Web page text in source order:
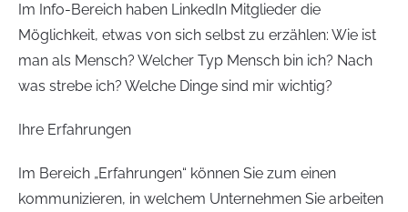
Im Info-Bereich haben LinkedIn Mitglieder die
Möglichkeit, etwas von sich selbst zu erzählen: Wie ist
man als Mensch? Welcher Typ Mensch bin ich? Nach
was strebe ich? Welche Dinge sind mir wichtig?
Ihre Erfahrungen
Im Bereich „Erfahrungen“ können Sie zum einen
kommunizieren, in welchem Unternehmen Sie arbeiten